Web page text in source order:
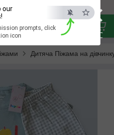
×
ESC
our
prompts, click
icon
Одягу
Дитяча Піжама на